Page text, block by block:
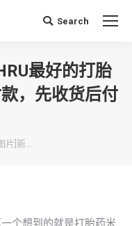
搜 Search
最好的打胎
，先收货后付
片]新…
个想到的就是打胎药米